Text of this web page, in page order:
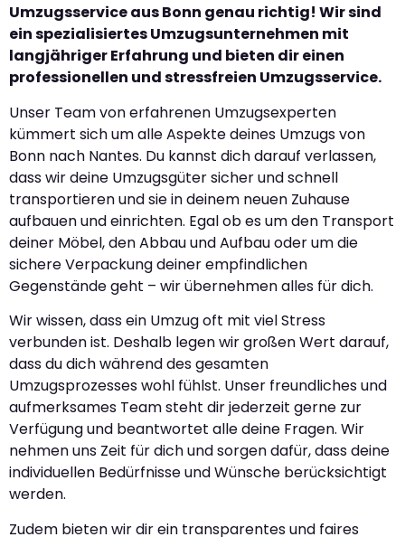
Umzugsservice aus Bonn genau richtig! Wir sind
ein spezialisiertes Umzugsunternehmen mit
langjähriger Erfahrung und bieten dir einen
professionellen und stressfreien Umzugsservice.
Unser Team von erfahrenen Umzugsexperten
kümmert sich um alle Aspekte deines Umzugs von
Bonn nach Nantes. Du kannst dich darauf verlassen,
dass wir deine Umzugsgüter sicher und schnell
transportieren und sie in deinem neuen Zuhause
aufbauen und einrichten. Egal ob es um den Transport
deiner Möbel, den Abbau und Aufbau oder um die
sichere Verpackung deiner empfindlichen
Gegenstände geht – wir übernehmen alles für dich.
Wir wissen, dass ein Umzug oft mit viel Stress
verbunden ist. Deshalb legen wir großen Wert darauf,
dass du dich während des gesamten
Umzugsprozesses wohl fühlst. Unser freundliches und
aufmerksames Team steht dir jederzeit gerne zur
Verfügung und beantwortet alle deine Fragen. Wir
nehmen uns Zeit für dich und sorgen dafür, dass deine
individuellen Bedürfnisse und Wünsche berücksichtigt
werden.
Zudem bieten wir dir ein transparentes und faires